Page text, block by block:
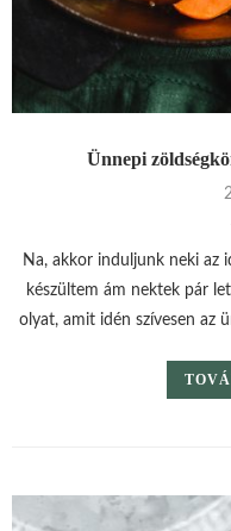
Ünnepi
Na, akkor induljunk neki az
készültem ám nektek pár
olyat, amit idén szívesen az